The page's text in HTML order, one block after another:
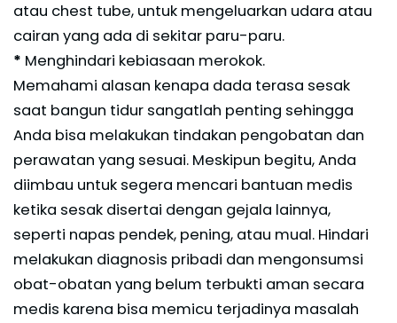
atau chest tube, untuk mengeluarkan udara atau
cairan yang ada di sekitar paru-paru.
* Menghindari kebiasaan merokok.
Memahami alasan kenapa dada terasa sesak
saat bangun tidur sangatlah penting sehingga
Anda bisa melakukan tindakan pengobatan dan
perawatan yang sesuai. Meskipun begitu, Anda
diimbau untuk segera mencari bantuan medis
ketika sesak disertai dengan gejala lainnya,
seperti napas pendek, pening, atau mual. Hindari
melakukan diagnosis pribadi dan mengonsumsi
obat-obatan yang belum terbukti aman secara
medis karena bisa memicu terjadinya masalah